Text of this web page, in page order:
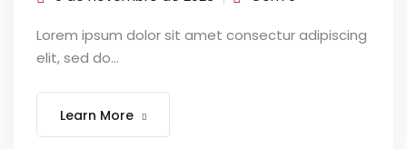
Lorem ipsum dolor sit amet consectur adipiscing
elit, sed do...
Learn More